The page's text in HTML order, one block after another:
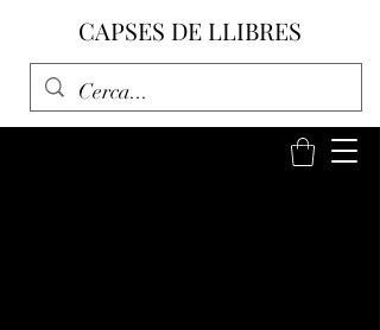
CAPSES DE LLIBRES